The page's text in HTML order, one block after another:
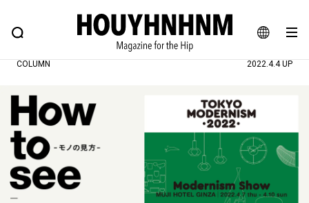
JA
FEATURE BLOG SNAP
ヒップなファッション、カルチャー、ライフスタイルWEBマガジン
#SHOPPING ADDICT #憧れの逸品
#ESSENTIAL DESIGNS #古着サミット
#マイナーグッド図鑑
COLUMN 2022.4.4 UP